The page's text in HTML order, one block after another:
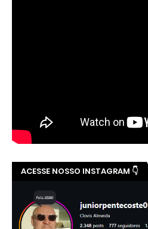
ACESSE NOSSO INSTAGRAM 👇